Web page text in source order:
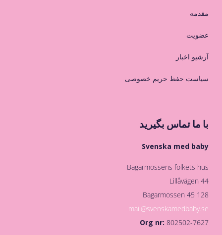
مقدمه
عضویت
آرشیو اخبار
سیاست حفظ حریم خصوصی
با ما تماس بگیرید
Svenska med baby
Bagarmossens folkets hus
Lillåvägen 44
128 45 Bagarmossen
mail@svenskamedbaby.se
Org nr:802502-7627